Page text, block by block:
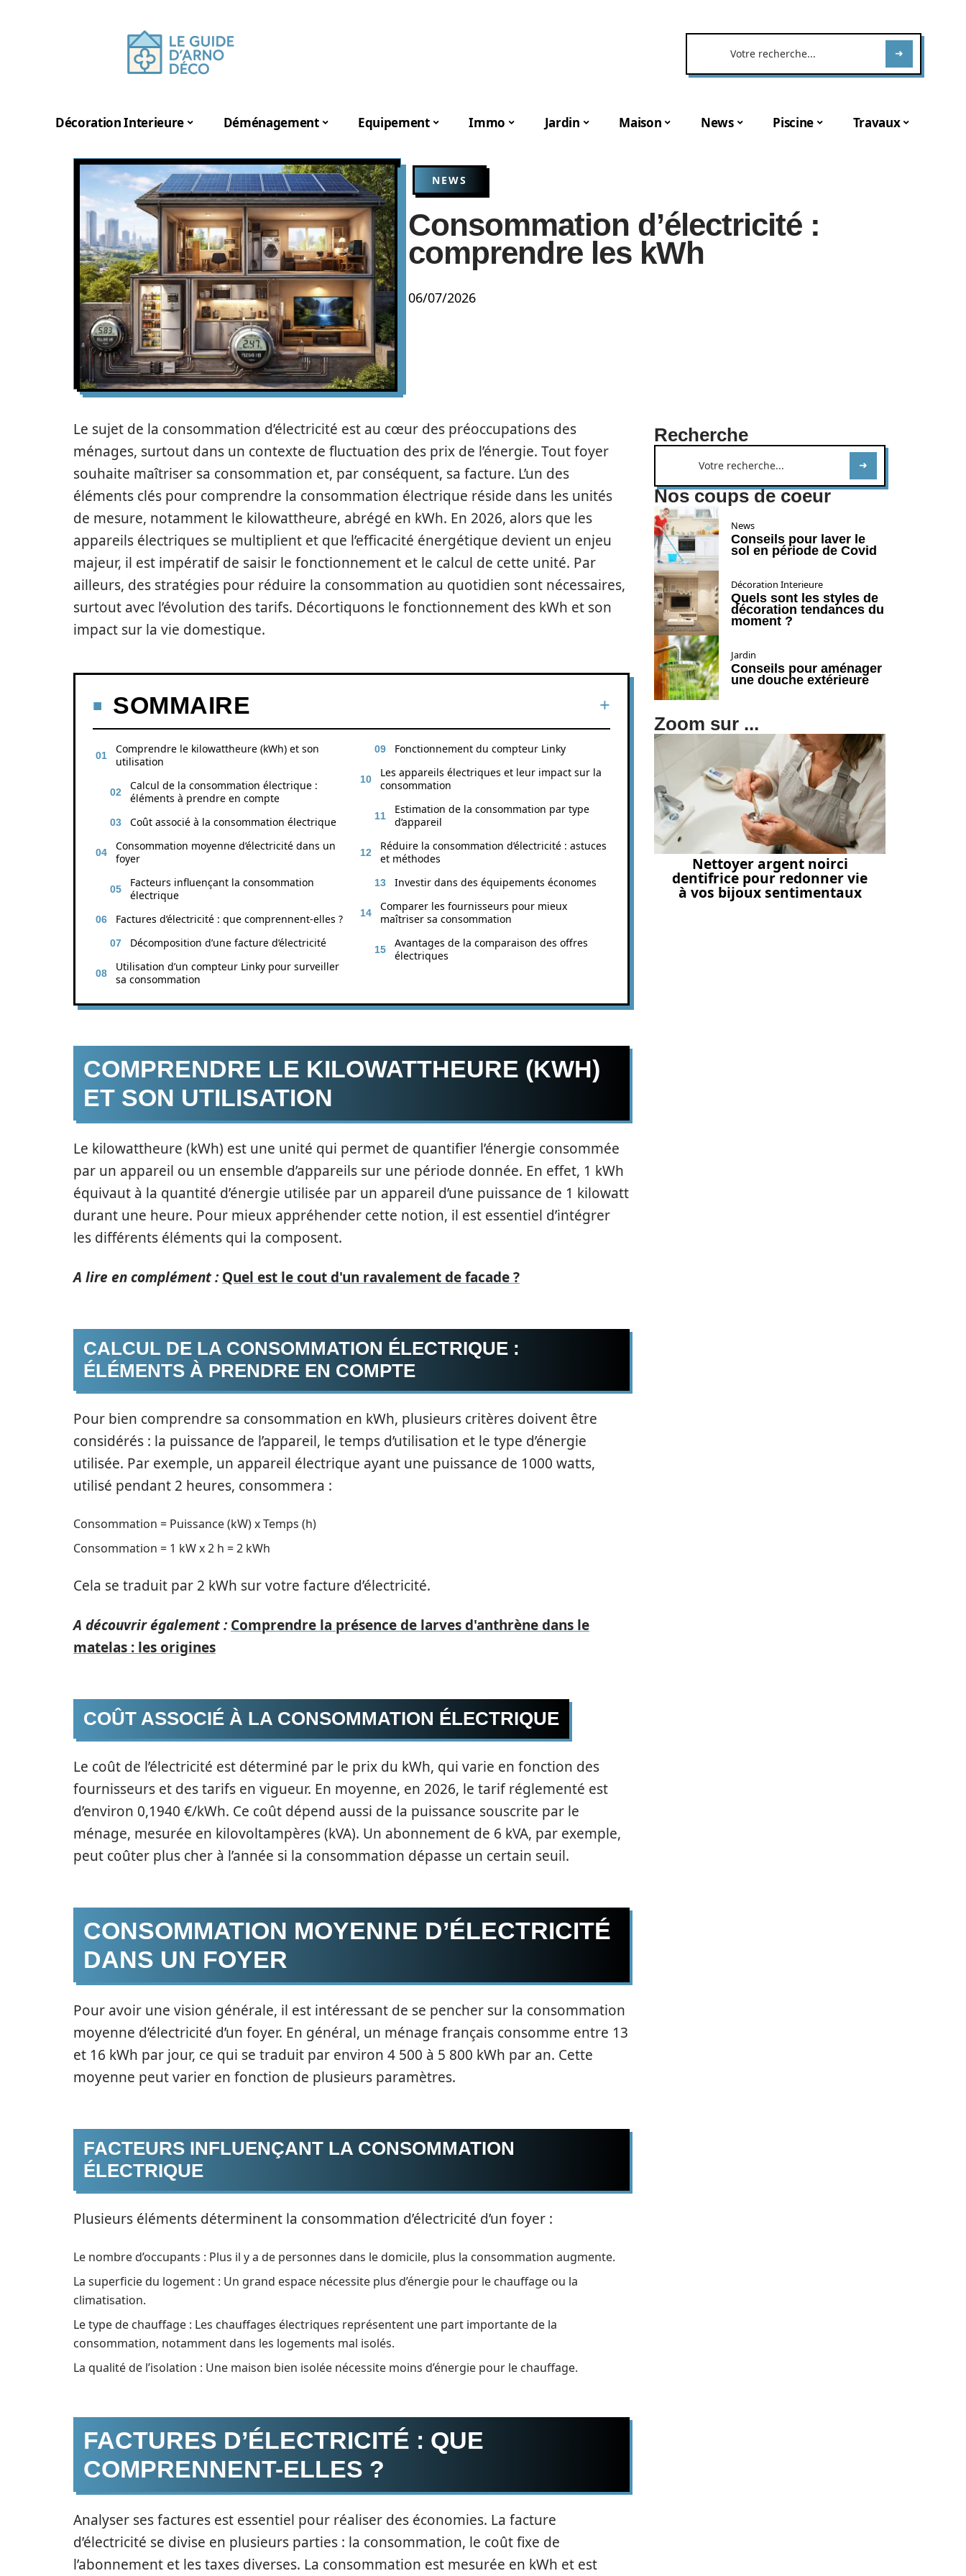
Décoration Interieure Déménagement Equipement Immo Jardin Maison News Piscine Travaux
NEWS
Consommation d’électricité :
comprendre les kWh
06/07/2026
Le sujet de la consommation d’électricité est au cœur des préoccupations des
ménages, surtout dans un contexte de fluctuation des prix de l’énergie. Tout foyer
souhaite maîtriser sa consommation et, par conséquent, sa facture. L’un des
éléments clés pour comprendre la consommation électrique réside dans les unités
de mesure, notamment le kilowattheure, abrégé en kWh. En 2026, alors que les
appareils électriques se multiplient et que l’efficacité énergétique devient un enjeu
majeur, il est impératif de saisir le fonctionnement et le calcul de cette unité. Par
ailleurs, des stratégies pour réduire la consommation au quotidien sont nécessaires,
surtout avec l’évolution des tarifs. Décortiquons le fonctionnement des kWh et son
impact sur la vie domestique.
SOMMAIRE
Comprendre le kilowattheure (kWh) et son
utilisation
Calcul de la consommation électrique :
éléments à prendre en compte
Coût associé à la consommation électrique
Consommation moyenne d’électricité dans un
foyer
Facteurs influençant la consommation
électrique
Factures d’électricité : que comprennent-elles ?
Décomposition d’une facture d’électricité
Utilisation d’un compteur Linky pour surveiller
sa consommation
Fonctionnement du compteur Linky
Les appareils électriques et leur impact sur la
consommation
Estimation de la consommation par type
d’appareil
Réduire la consommation d’électricité : astuces
et méthodes
Investir dans des équipements économes
Comparer les fournisseurs pour mieux
maîtriser sa consommation
Avantages de la comparaison des offres
électriques
COMPRENDRE LE KILOWATTHEURE (KWH)
ET SON UTILISATION
Le kilowattheure (kWh) est une unité qui permet de quantifier l’énergie consommée
par un appareil ou un ensemble d’appareils sur une période donnée. En effet, 1 kWh
équivaut à la quantité d’énergie utilisée par un appareil d’une puissance de 1 kilowatt
durant une heure. Pour mieux appréhender cette notion, il est essentiel d’intégrer
les différents éléments qui la composent.
A lire en complément : Quel est le cout d'un ravalement de facade ?
CALCUL DE LA CONSOMMATION ÉLECTRIQUE :
ÉLÉMENTS À PRENDRE EN COMPTE
Pour bien comprendre sa consommation en kWh, plusieurs critères doivent être
considérés : la puissance de l’appareil, le temps d’utilisation et le type d’énergie
utilisée. Par exemple, un appareil électrique ayant une puissance de 1000 watts,
utilisé pendant 2 heures, consommera :
Consommation = Puissance (kW) x Temps (h)
Consommation = 1 kW x 2 h = 2 kWh
Cela se traduit par 2 kWh sur votre facture d’électricité.
A découvrir également : Comprendre la présence de larves d'anthrène dans le
matelas : les origines
COÛT ASSOCIÉ À LA CONSOMMATION ÉLECTRIQUE
Le coût de l’électricité est déterminé par le prix du kWh, qui varie en fonction des
fournisseurs et des tarifs en vigueur. En moyenne, en 2026, le tarif réglementé est
d’environ 0,1940 €/kWh. Ce coût dépend aussi de la puissance souscrite par le
ménage, mesurée en kilovoltampères (kVA). Un abonnement de 6 kVA, par exemple,
peut coûter plus cher à l’année si la consommation dépasse un certain seuil.
CONSOMMATION MOYENNE D’ÉLECTRICITÉ
DANS UN FOYER
Pour avoir une vision générale, il est intéressant de se pencher sur la consommation
moyenne d’électricité d’un foyer. En général, un ménage français consomme entre 13
et 16 kWh par jour, ce qui se traduit par environ 4 500 à 5 800 kWh par an. Cette
moyenne peut varier en fonction de plusieurs paramètres.
FACTEURS INFLUENÇANT LA CONSOMMATION
ÉLECTRIQUE
Plusieurs éléments déterminent la consommation d’électricité d’un foyer :
Le nombre d’occupants : Plus il y a de personnes dans le domicile, plus la consommation augmente.
La superficie du logement : Un grand espace nécessite plus d’énergie pour le chauffage ou la
climatisation.
Le type de chauffage : Les chauffages électriques représentent une part importante de la
consommation, notamment dans les logements mal isolés.
La qualité de l’isolation : Une maison bien isolée nécessite moins d’énergie pour le chauffage.
FACTURES D’ÉLECTRICITÉ : QUE
COMPRENNENT-ELLES ?
Analyser ses factures est essentiel pour réaliser des économies. La facture
d’électricité se divise en plusieurs parties : la consommation, le coût fixe de
l’abonnement et les taxes diverses. La consommation est mesurée en kWh et est
Recherche
Nos coups de coeur
News
Conseils pour laver le
sol en période de Covid
Décoration Interieure
Quels sont les styles de
décoration tendances du
moment ?
Jardin
Conseils pour aménager
une douche extérieure
Zoom sur ...
Nettoyer argent noirci
dentifrice pour redonner vie
à vos bijoux sentimentaux